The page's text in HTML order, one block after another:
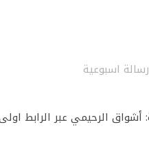
رسالة اسبوعية